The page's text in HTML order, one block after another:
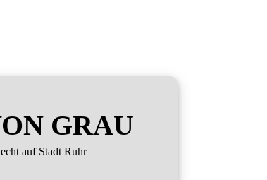
GRAU
auf Stadt Ruhr